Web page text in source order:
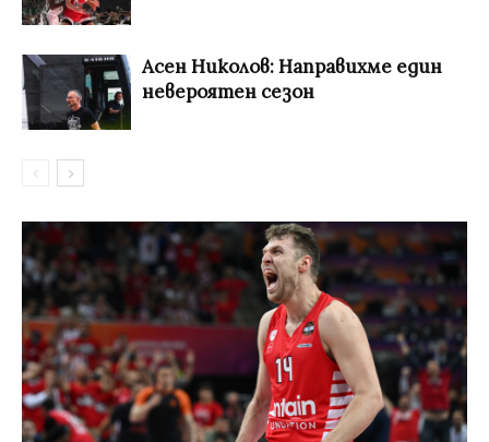
Асен Николов: Направихме един
невероятен сезон